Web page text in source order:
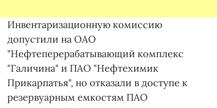
Инвентаризационную комиссию
допустили на ОАО
"Нефтеперерабатывающий комплекс
"Галичина" и ПАО "Нефтехимик
Прикарпатья", но отказали в доступе к
резервуарным емкостям ПАО